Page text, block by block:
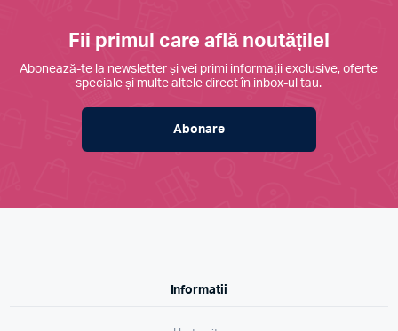
Fii primul care află noutățile!
Abonează-te la newsletter și vei primi informații exclusive, oferte
speciale și multe altele direct în inbox-ul tau.
Abonare
Informatii